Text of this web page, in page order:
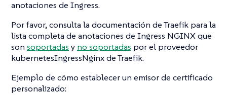
anotaciones de Ingress.
Por favor, consulta la documentación de Traefik para la
lista completa de anotaciones de Ingress NGINX que
son soportadas y no soportadas por el proveedor
kubernetesIngressNginx de Traefik.
Ejemplo de cómo establecer un emisor de certificado
personalizado: